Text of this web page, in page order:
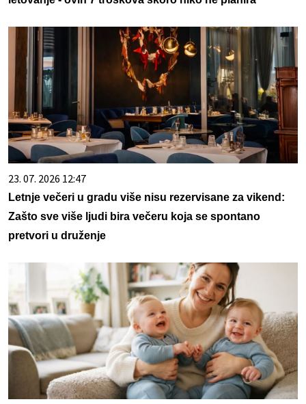
23. 07. 2026 12:47
Letnje večeri u gradu više nisu rezervisane za vikend:
Zašto sve više ljudi bira večeru koja se spontano
pretvori u druženje